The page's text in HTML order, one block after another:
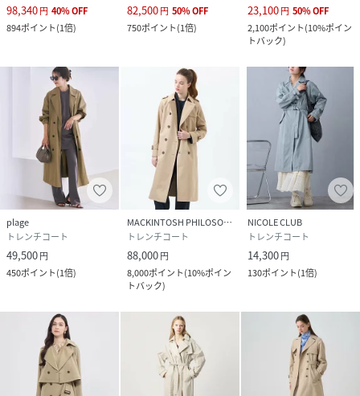
98,340円 40%OFF
894ポイント(1倍)
82,500円 50%OFF
750ポイント(1倍)
23,100円 50%OFF
2,100ポイント(10%ポイン
トバック)
plage
トレンチコート
49,500円
450ポイント(1倍)
MACKINTOSH PHILOSOPHY
トレンチコート
88,000円
8,000ポイント(10%ポイン
トバック)
NICOLE CLUB
トレンチコート
14,300円
130ポイント(1倍)